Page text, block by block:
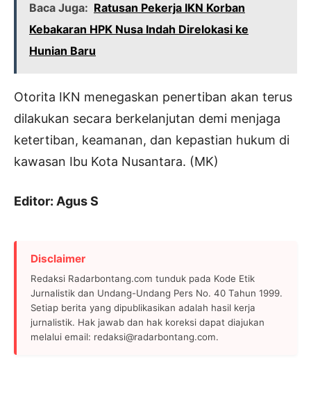
Baca Juga: Ratusan Pekerja IKN Korban
Kebakaran HPK Nusa Indah Direlokasi ke
Hunian Baru
Otorita IKN menegaskan penertiban akan terus
dilakukan secara berkelanjutan demi menjaga
ketertiban, keamanan, dan kepastian hukum di
kawasan Ibu Kota Nusantara. (MK)
Editor: Agus S
Disclaimer
Redaksi Radarbontang.com tunduk pada Kode Etik
Jurnalistik dan Undang-Undang Pers No. 40 Tahun 1999.
Setiap berita yang dipublikasikan adalah hasil kerja
jurnalistik. Hak jawab dan hak koreksi dapat diajukan
melalui email: redaksi@radarbontang.com.